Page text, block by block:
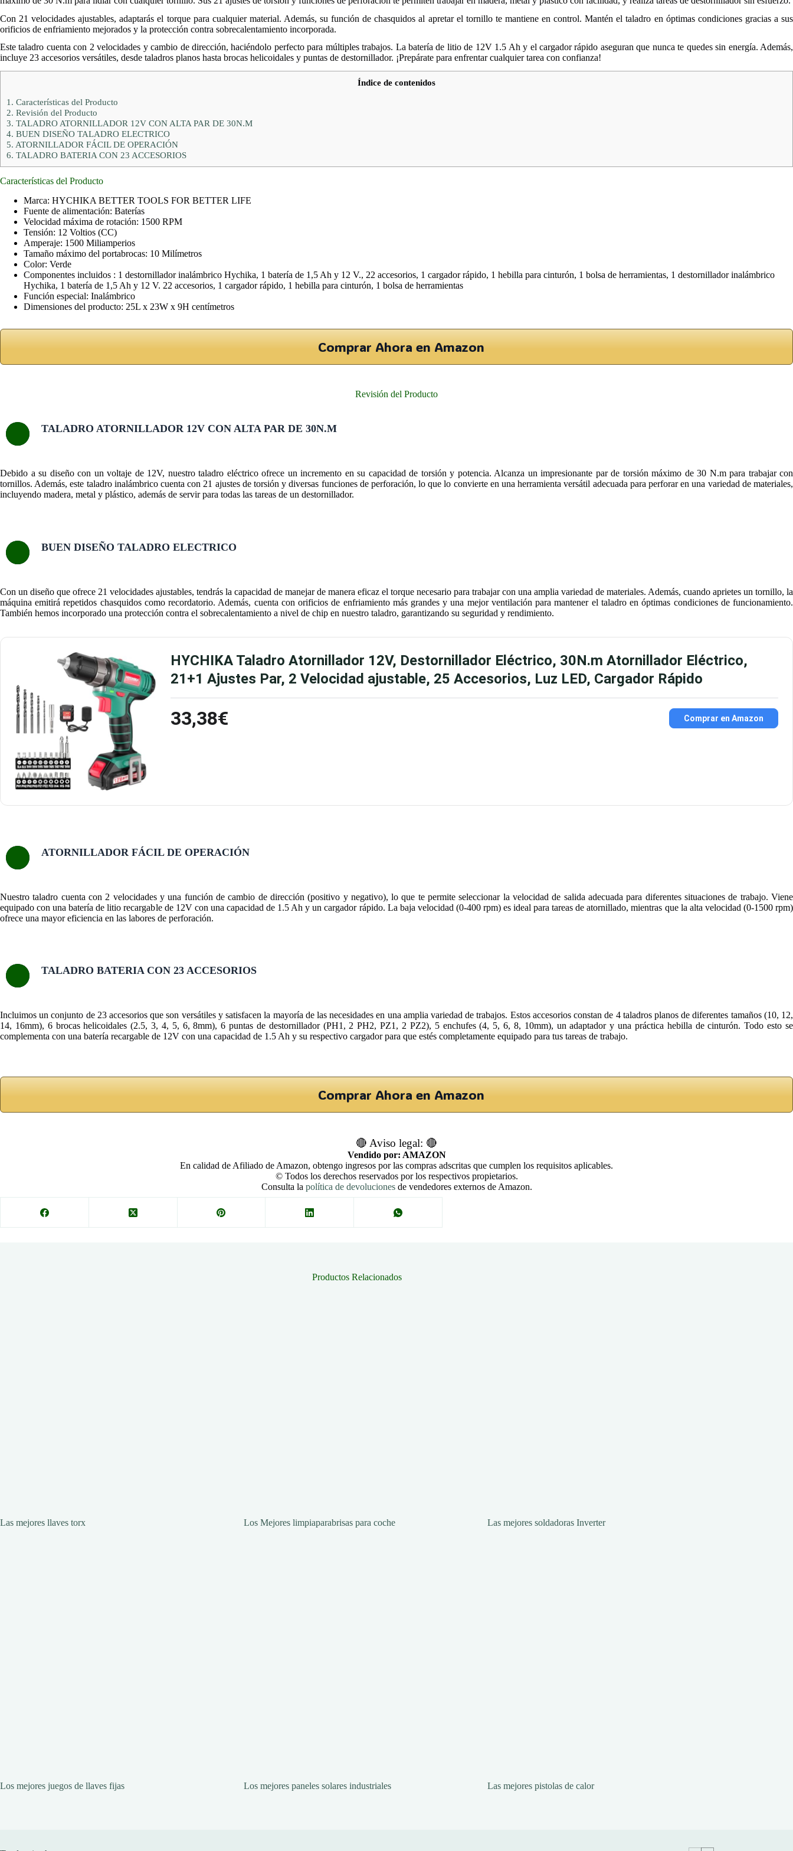
Con 21 velocidades ajustables, adaptarás el torque para cualquier material. Además, su función de chasquidos al apretar el tornillo te mantiene en control. Mantén el taladro en óptimas condiciones gracias a sus
orificios de enfriamiento mejorados y la protección contra sobrecalentamiento incorporada.
Este taladro cuenta con 2 velocidades y cambio de dirección, haciéndolo perfecto para múltiples trabajos. La batería de litio de 12V 1.5 Ah y el cargador rápido aseguran que nunca te quedes sin energía. Además,
incluye 23 accesorios versátiles, desde taladros planos hasta brocas helicoidales y puntas de destornillador. ¡Prepárate para enfrentar cualquier tarea con confianza!
Índice de contenidos
1. Características del Producto
2. Revisión del Producto
3. TALADRO ATORNILLADOR 12V CON ALTA PAR DE 30N.M
4. BUEN DISEÑO TALADRO ELECTRICO
5. ATORNILLADOR FÁCIL DE OPERACIÓN
6. TALADRO BATERIA CON 23 ACCESORIOS
Características del Producto
Marca: HYCHIKA BETTER TOOLS FOR BETTER LIFE
Fuente de alimentación: Baterías
Velocidad máxima de rotación: 1500 RPM
Tensión: 12 Voltios (CC)
Amperaje: 1500 Miliamperios
Tamaño máximo del portabrocas: 10 Milímetros
Color: Verde
Componentes incluidos : 1 destornillador inalámbrico Hychika, 1 batería de 1,5 Ah y 12 V., 22 accesorios, 1 cargador rápido, 1 hebilla para cinturón, 1 bolsa de herramientas, 1 destornillador inalámbrico
Hychika, 1 batería de 1,5 Ah y 12 V. 22 accesorios, 1 cargador rápido, 1 hebilla para cinturón, 1 bolsa de herramientas
Función especial: Inalámbrico
Dimensiones del producto: 25L x 23W x 9H centímetros
Comprar Ahora en Amazon
Revisión del Producto
TALADRO ATORNILLADOR 12V CON ALTA PAR DE 30N.M
Debido a su diseño con un voltaje de 12V, nuestro taladro eléctrico ofrece un incremento en su capacidad de torsión y potencia. Alcanza un impresionante par de torsión máximo de 30 N.m para trabajar con
tornillos. Además, este taladro inalámbrico cuenta con 21 ajustes de torsión y diversas funciones de perforación, lo que lo convierte en una herramienta versátil adecuada para perforar en una variedad de materiales,
incluyendo madera, metal y plástico, además de servir para todas las tareas de un destornillador.
BUEN DISEÑO TALADRO ELECTRICO
Con un diseño que ofrece 21 velocidades ajustables, tendrás la capacidad de manejar de manera eficaz el torque necesario para trabajar con una amplia variedad de materiales. Además, cuando aprietes un tornillo, la
máquina emitirá repetidos chasquidos como recordatorio. Además, cuenta con orificios de enfriamiento más grandes y una mejor ventilación para mantener el taladro en óptimas condiciones de funcionamiento.
También hemos incorporado una protección contra el sobrecalentamiento a nivel de chip en nuestro taladro, garantizando su seguridad y rendimiento.
HYCHIKA Taladro Atornillador 12V, Destornillador Eléctrico, 30N.m Atornillador Eléctrico,
21+1 Ajustes Par, 2 Velocidad ajustable, 25 Accesorios, Luz LED, Cargador Rápido
33,38€ Comprar en Amazon
ATORNILLADOR FÁCIL DE OPERACIÓN
Nuestro taladro cuenta con 2 velocidades y una función de cambio de dirección (positivo y negativo), lo que te permite seleccionar la velocidad de salida adecuada para diferentes situaciones de trabajo. Viene
equipado con una batería de litio recargable de 12V con una capacidad de 1.5 Ah y un cargador rápido. La baja velocidad (0-400 rpm) es ideal para tareas de atornillado, mientras que la alta velocidad (0-1500 rpm)
ofrece una mayor eficiencia en las labores de perforación.
TALADRO BATERIA CON 23 ACCESORIOS
Incluimos un conjunto de 23 accesorios que son versátiles y satisfacen la mayoría de las necesidades en una amplia variedad de trabajos. Estos accesorios constan de 4 taladros planos de diferentes tamaños (10, 12,
14, 16mm), 6 brocas helicoidales (2.5, 3, 4, 5, 6, 8mm), 6 puntas de destornillador (PH1, 2 PH2, PZ1, 2 PZ2), 5 enchufes (4, 5, 6, 8, 10mm), un adaptador y una práctica hebilla de cinturón. Todo esto se
complementa con una batería recargable de 12V con una capacidad de 1.5 Ah y su respectivo cargador para que estés completamente equipado para tus tareas de trabajo.
Comprar Ahora en Amazon
🔴 Aviso legal: 🔴
Vendido por: AMAZON
En calidad de Afiliado de Amazon, obtengo ingresos por las compras adscritas que cumplen los requisitos aplicables.
© Todos los derechos reservados por los respectivos propietarios.
Consulta la política de devolucionesde vendedores externos de Amazon.
Productos Relacionados
Las mejores llaves torx Los Mejores limpiaparabrisas para coche Las mejores soldadoras Inverter
Los mejores juegos de llaves fijas Los mejores paneles solares industriales Las mejores pistolas de calor